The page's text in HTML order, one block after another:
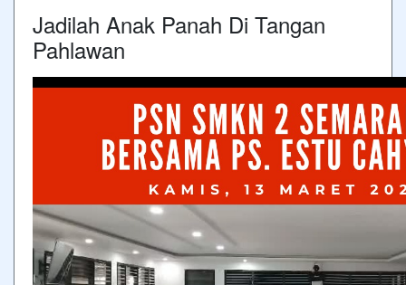
Jadilah Anak Panah Di Tangan
Pahlawan